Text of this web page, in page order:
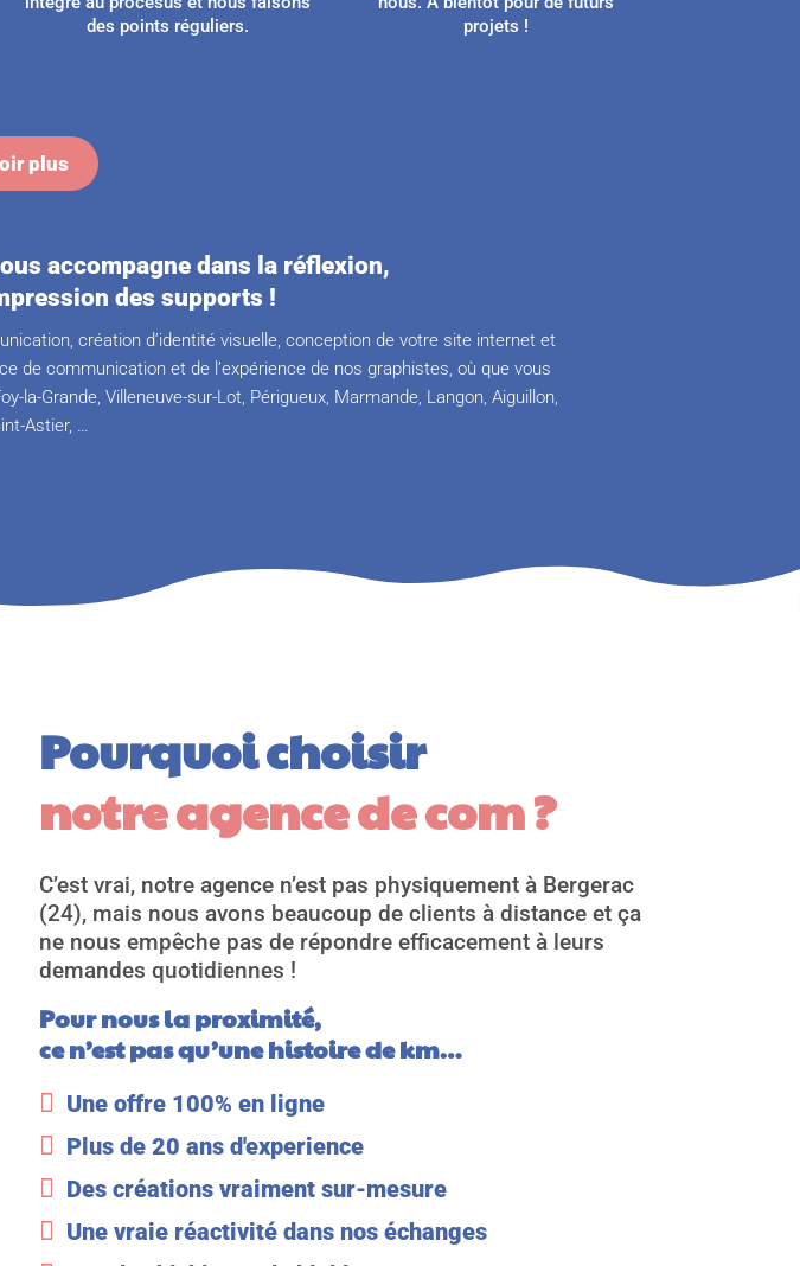
des points réguliers.
projets !
plus
accompagne dans la réflexion,
des supports !
création d’identité visuelle, conception de votre site internet et
de communication et de l’expérience de nos graphistes, où que vous
la-Grande, Villeneuve-sur-Lot, Périgueux, Marmande, Langon, Aiguillon,
Astier, …
Pourquoi choisir
notre agence de com ?
C’est vrai, notre agence n’est pas physiquement à Bergerac
(24), mais nous avons beaucoup de clients à distance et ça
ne nous empêche pas de répondre efficacement à leurs
demandes quotidiennes !
Pour nous la proximité,
ce n’est pas qu’une histoire de km…
 Une offre 100% en ligne
 Plus de 20 ans d'experience
 Des créations vraiment sur-mesure
 Une vraie réactivité dans nos échanges